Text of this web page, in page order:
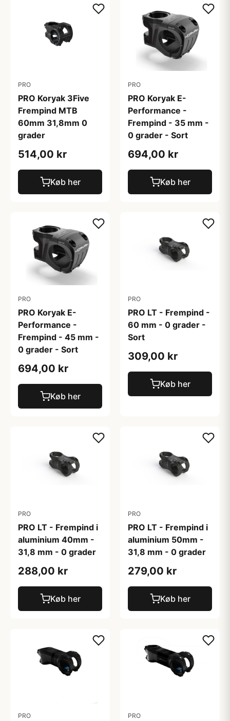
PRO
PRO Koryak 3Five
Frempind MTB
60mm 31,8mm 0
grader
514,00 kr
Køb her
PRO
PRO Koryak E-
Performance -
Frempind - 35 mm -
0 grader - Sort
694,00 kr
Køb her
PRO
PRO Koryak E-
Performance -
Frempind - 45 mm -
0 grader - Sort
694,00 kr
Køb her
PRO
PRO LT - Frempind -
60 mm - 0 grader -
Sort
309,00 kr
Køb her
PRO
PRO LT - Frempind i
aluminium 40mm -
31,8 mm - 0 grader
288,00 kr
Køb her
PRO
PRO LT - Frempind i
aluminium 50mm -
31,8 mm - 0 grader
279,00 kr
Køb her
PRO PRO